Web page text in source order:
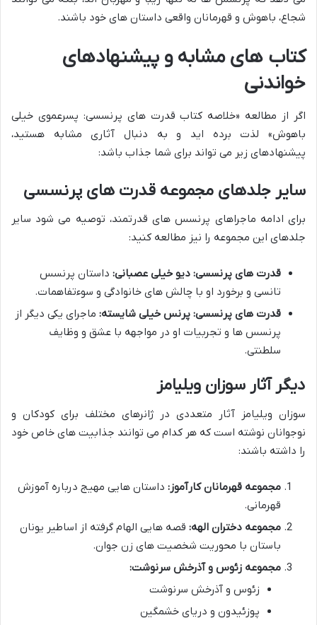
شجاع، باهوش و قهرمانان واقعی داستان های خود باشند.
کتاب های مشابه و پیشنهادهای
خواندنی
اگر از مطالعه «خلاصه کتاب قدرت های پرنسسی: پسرعموی خیلی
باهوش» لذت برده اید و به دنبال آثاری مشابه هستید،
پیشنهادهای زیر می تواند برای شما جذاب باشد:
سایر جلدهای مجموعه قدرت های پرنسسی
برای ادامه ماجراهای پرنسس های قدرتمند، توصیه می شود سایر
جلدهای این مجموعه را نیز مطالعه کنید:
قدرت های پرنسسی: دیو خیلی عصبانی: داستان پرنسس
تانسی و برخورد او با چالش های خانوادگی و سوءتفاهمات.
قدرت های پرنسسی: پرنس خیلی شایسته: ماجرای یکی دیگر از
پرنسس ها و تجربیات او در مواجهه با عشق و وظایف
سلطنتی.
دیگر آثار سوزان ویلیامز
سوزان ویلیامز آثار متعددی در ژانرهای مختلف برای کودکان و
نوجوانان نوشته است که هر کدام می توانند جذابیت های خاص خود
را داشته باشند:
مجموعه قهرمانان کارآموز: داستان هایی مهیج درباره آموزش
قهرمانی.
مجموعه دختران الهه: قصه هایی الهام گرفته از اساطیر یونان
باستان با محوریت شخصیت های زن جوان.
مجموعه زئوس و آذرخش سرنوشت:
زئوس و آذرخش سرنوشت
پوزئیدون و دریای خشمگین